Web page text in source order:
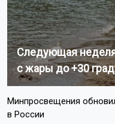
Следующая
с жары до +30
Минпросвещения
в России